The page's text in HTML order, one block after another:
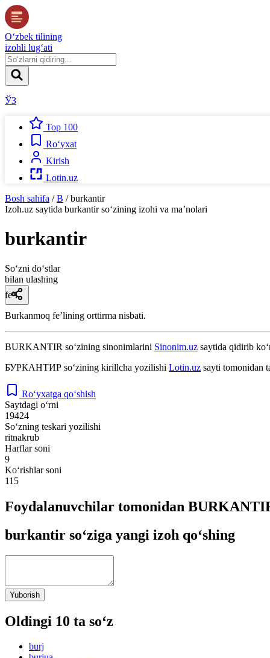
O‘zbek tilining
izohli lug‘ati
ЎЗ
Top 100
Ro‘yxat
Kirish
Lotin.uz
Bosh sahifa / B / burkantir
Izoh.uz saytida burkantirso‘zining izohi va ma’nolari
burkantir
So‘zni do‘stlar
bilan ulashing
fe’l
Burkanmoq feʼlining orttirma nisbati.
BURKANTIR so‘zining sinonimlarini Sinonim.uz saytida qidirib
БУРКАНТИР so‘zining kirillcha yozilishi Lotin.uz sayti tomonidan
Ro‘yxatga qo‘shish
Saytdagi o‘rni
19424
So‘zning teskari yozilishi
ritnakrub
Harflar soni
9
Ko‘rishlar soni
115
Foydalanuvchilar tomonidan
burkantir so‘ziga yangi izoh qo‘shing
Yuborish
Oldingi 10 ta so‘z
burj